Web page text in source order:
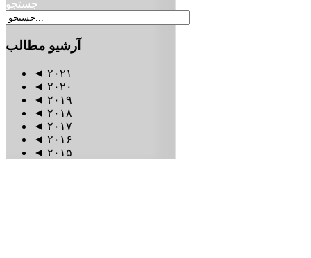
جستجو
آرشیو مطالب
◄ ۲۰۲۱
◄ ۲۰۲۰
◄ ۲۰۱۹
◄ ۲۰۱۸
◄ ۲۰۱۷
◄ ۲۰۱۶
◄ ۲۰۱۵